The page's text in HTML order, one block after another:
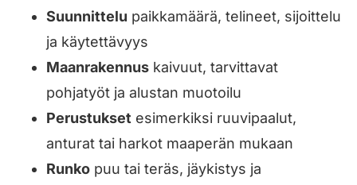
Suunnittelu paikkamäärä, telineet, sijoittelu
ja käytettävyys
Maanrakennuskaivuut, tarvittavat
pohjatyöt ja alustan muotoilu
Perustukset esimerkiksi ruuvipaalut,
anturat tai harkot maaperän mukaan
Runkopuu tai teräs, jäykistys ja